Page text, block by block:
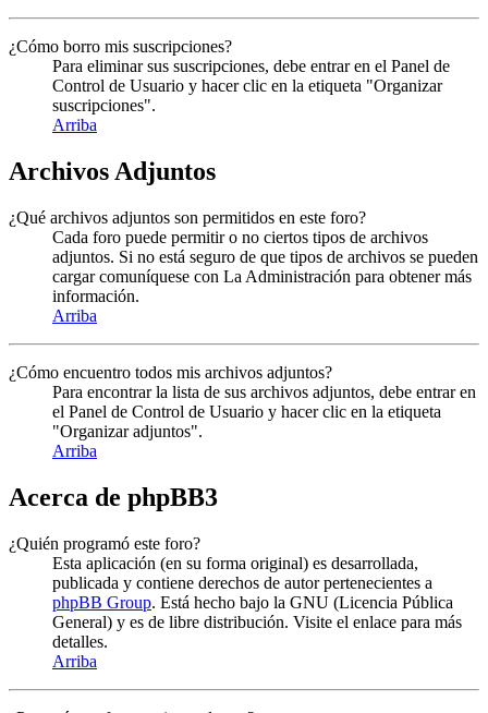
¿Cómo borro mis suscripciones?
Para eliminar sus suscripciones, debe entrar en el Panel de
Control de Usuario y hacer clic en la etiqueta "Organizar
suscripciones".
Arriba
Archivos Adjuntos
¿Qué archivos adjuntos son permitidos en este foro?
Cada foro puede permitir o no ciertos tipos de archivos
adjuntos. Si no está seguro de que tipos de archivos se pueden
cargar comuníquese con La Administración para obtener más
información.
Arriba
¿Cómo encuentro todos mis archivos adjuntos?
Para encontrar la lista de sus archivos adjuntos, debe entrar en
el Panel de Control de Usuario y hacer clic en la etiqueta
"Organizar adjuntos".
Arriba
Acerca de phpBB3
¿Quién programó este foro?
Esta aplicación (en su forma original) es desarrollada,
publicada y contiene derechos de autor pertenecientes a
phpBB Group. Está hecho bajo la GNU (Licencia Pública
General) y es de libre distribución. Visite el enlace para más
detalles.
Arriba